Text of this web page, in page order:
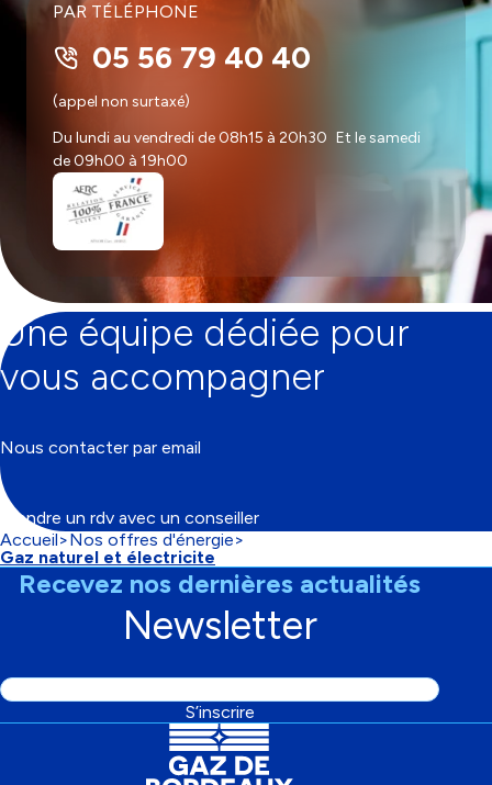
PAR TÉLÉPHONE
05 56 79 40 40
(appel non surtaxé)
Du lundi au vendredi de 08h15 à 20h30 Et le samedi
de 09h00 à 19h00
Une équipe dédiée pour
vous accompagner
Nous contacter par email
Prendre un rdv avec un conseiller
Fil
d'Ariane
Accueil
Nos offres d'énergie
Gaz naturel et électricite
Recevez nos dernières actualités
Newsletter
Adresse
S’inscrire